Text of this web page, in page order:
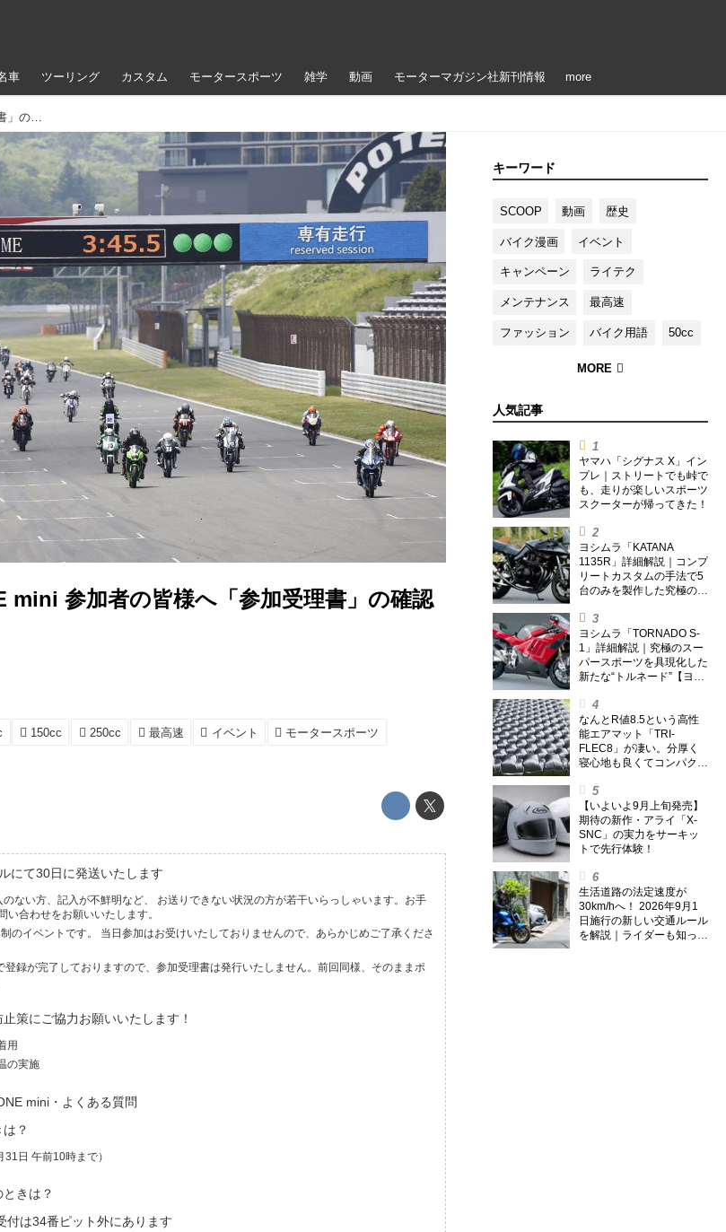
車 ツーリング カスタム モータースポーツ 雑学 動画 モーターマガジン社新刊情報 more
【重要!】MAX ZONE mini 参加者の皆様へ「参加受理書」の確認をお願いします
mini 参加者の皆様へ「参加受理書」の確認
150cc 250cc 最高速 イベント モータースポーツ
キーワード
SCOOP 動画 歴史
バイク漫画 イベント
キャンペーン ライテク
メンテナンス 最高速
ファッション バイク用語 50cc
人気記事
ヤマハ「シグナス X」イン
プレ｜ストリートでも峠で
も、走りが楽しいスポーツ
スクーターが帰ってきた！
ヨシムラ「KATANA
1135R」詳細解説｜コンプ
リートカスタムの手法で5
台のみを製作した究極の銘
ヨシムラ「TORNADO S-
1」詳細解説｜究極のスー
パースポーツを具現化した
新たな“トルネード”【ヨシ
なんとR値8.5という高性
能エアマット「TRI-
FLEC8」が凄い。分厚く
寝心地も良くてコンパクト
トを試してみた〈若林浩志
のスーパー・カブカブ・ダ
イアリーズ Vol.385〉
【いよいよ9月上旬発売】
期待の新作・アライ「X-
SNC」の実力をサーキッ
トで先行体験！
生活道路の法定速度が
30km/hへ！ 2026年9月1
日施行の新しい交通ルール
を解説｜ライダーも知って
にて30日に発送いたします
ない方、記入が不鮮明など、 お送りできない状況の方が若干いらっしゃいます。お手
い合わせをお願いいたします。
のイベントです。 当日参加はお受けいたしておりませんので、あらかじめご了承くださ
録が完了しておりますので、参加受理書は発行いたしません。前回同様、そのままポ
策にご協力お願いいたします！
用
の実施
mini・よくある質問
？
日 午前10時まで）
きは？
付は34番ピット外にあります